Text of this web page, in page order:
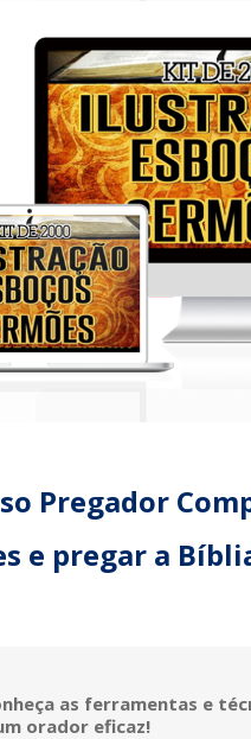
Pregador
e pregar a
as ferramentas e
orador eficaz!